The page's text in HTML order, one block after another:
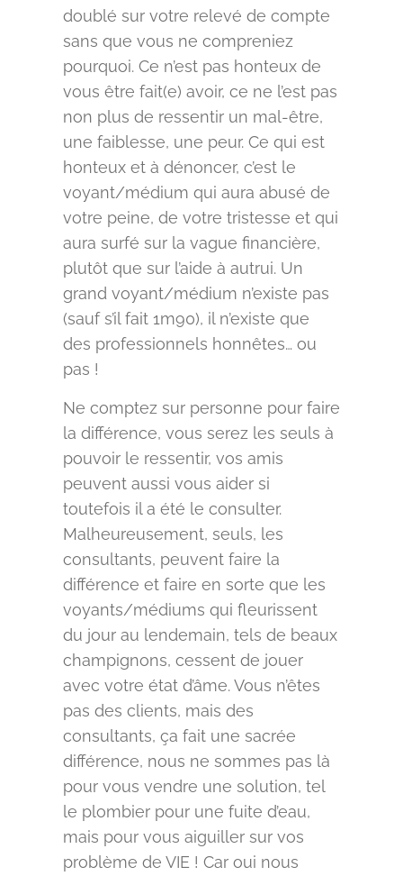
doublé sur votre relevé de compte
sans que vous ne compreniez
pourquoi. Ce n’est pas honteux de
vous être fait(e) avoir, ce ne l’est pas
non plus de ressentir un mal-être,
une faiblesse, une peur. Ce qui est
honteux et à dénoncer, c’est le
voyant/médium qui aura abusé de
votre peine, de votre tristesse et qui
aura surfé sur la vague financière,
plutôt que sur l’aide à autrui. Un
grand voyant/médium n’existe pas
(sauf s’il fait 1m90), il n’existe que
des professionnels honnêtes… ou
pas !
Ne comptez sur personne pour faire
la différence, vous serez les seuls à
pouvoir le ressentir, vos amis
peuvent aussi vous aider si
toutefois il a été le consulter.
Malheureusement, seuls, les
consultants, peuvent faire la
différence et faire en sorte que les
voyants/médiums qui fleurissent
du jour au lendemain, tels de beaux
champignons, cessent de jouer
avec votre état d’âme. Vous n’êtes
pas des clients, mais des
consultants, ça fait une sacrée
différence, nous ne sommes pas là
pour vous vendre une solution, tel
le plombier pour une fuite d’eau,
mais pour vous aiguiller sur vos
problème de VIE ! Car oui nous